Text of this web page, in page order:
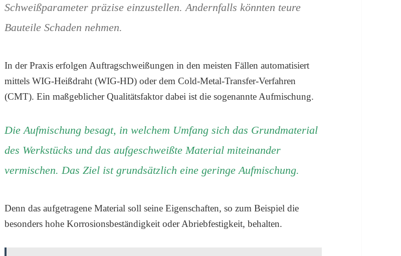
Schweißparameter präzise einzustellen. Andernfalls könnten teure
Bauteile Schaden nehmen.
In der Praxis erfolgen Auftragschweißungen in den meisten Fällen automatisiert
mittels WIG-Heißdraht (WIG-HD) oder dem Cold-Metal-Transfer-Verfahren
(CMT). Ein maßgeblicher Qualitätsfaktor dabei ist die sogenannte Aufmischung.
Die Aufmischung besagt, in welchem Umfang sich das Grundmaterial
des Werkstücks und das aufgeschweißte Material miteinander
vermischen. Das Ziel ist grundsätzlich eine geringe Aufmischung.
Denn das aufgetragene Material soll seine Eigenschaften, so zum Beispiel die
besonders hohe Korrosionsbeständigkeit oder Abriebfestigkeit, behalten.